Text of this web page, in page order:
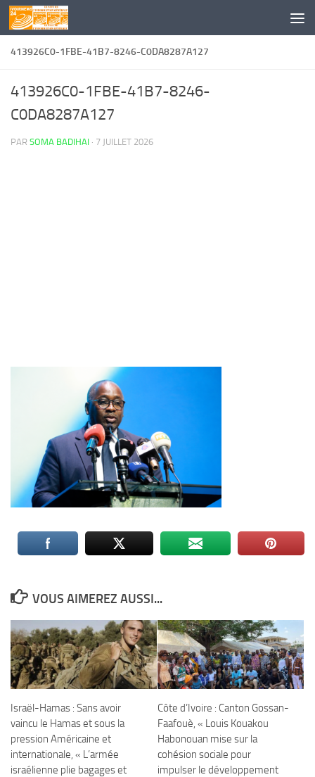
Skip to content
413926C0-1FBE-41B7-8246-C0DA8287A127
413926C0-1FBE-41B7-8246-
C0DA8287A127
PAR SOMA BADIHAI · 7 JUILLET 2026
VOUS AIMEREZ AUSSI...
Israël-Hamas : Sans avoir
vaincu le Hamas et sous la
pression Américaine et
internationale, « L’armée
israélienne plie bagages et
Côte d’Ivoire : Canton Gossan-
Faafouè, « Louis Kouakou
Habonouan mise sur la
cohésion sociale pour
impulser le développement